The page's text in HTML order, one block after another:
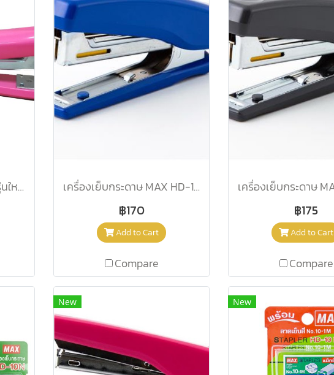
เครื่องเย็บกระดาษ MAX รุ่นใหม่ HD-50 ชมพู เครื่องเย็บกระดาษ MAX HD-10NX น้ำเงิน
฿170
Add to Cart
Compare
฿175
Add to Cart
Compare
New New